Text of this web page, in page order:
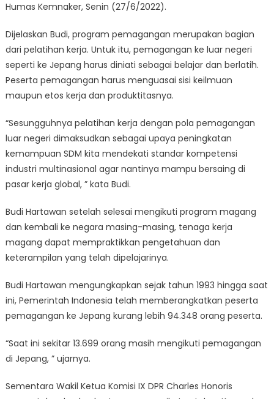
Humas Kemnaker, Senin (27/6/2022).
Dijelaskan Budi, program pemagangan merupakan bagian
dari pelatihan kerja. Untuk itu, pemagangan ke luar negeri
seperti ke Jepang harus diniati sebagai belajar dan berlatih.
Peserta pemagangan harus menguasai sisi keilmuan
maupun etos kerja dan produktitasnya.
“Sesungguhnya pelatihan kerja dengan pola pemagangan
luar negeri dimaksudkan sebagai upaya peningkatan
kemampuan SDM kita mendekati standar kompetensi
industri multinasional agar nantinya mampu bersaing di
pasar kerja global, ” kata Budi.
Budi Hartawan setelah selesai mengikuti program magang
dan kembali ke negara masing-masing, tenaga kerja
magang dapat mempraktikkan pengetahuan dan
keterampilan yang telah dipelajarinya.
Budi Hartawan mengungkapkan sejak tahun 1993 hingga saat
ini, Pemerintah Indonesia telah memberangkatkan peserta
pemagangan ke Jepang kurang lebih 94.348 orang peserta.
“Saat ini sekitar 13.699 orang masih mengikuti pemagangan
di Jepang, ” ujarnya.
Sementara Wakil Ketua Komisi IX DPR Charles Honoris